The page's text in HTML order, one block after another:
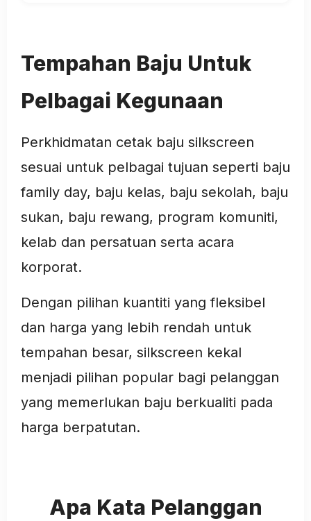
Tempahan Baju Untuk
Pelbagai Kegunaan
Perkhidmatan cetak baju silkscreen
sesuai untuk pelbagai tujuan seperti baju
family day, baju kelas, baju sekolah, baju
sukan, baju rewang, program komuniti,
kelab dan persatuan serta acara
korporat.
Dengan pilihan kuantiti yang fleksibel
dan harga yang lebih rendah untuk
tempahan besar, silkscreen kekal
menjadi pilihan popular bagi pelanggan
yang memerlukan baju berkualiti pada
harga berpatutan.
Apa Kata Pelanggan